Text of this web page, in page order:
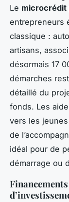
Le microcrédit
entrepreneurs
classique :
artisans,
désormais 17
démarches
détaillé du
fonds. Les
vers les
de
idéal pour de
démarrage ou